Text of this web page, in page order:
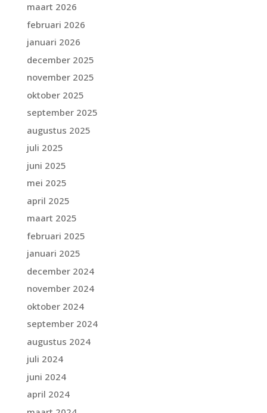
maart 2026
februari 2026
januari 2026
december 2025
november 2025
oktober 2025
september 2025
augustus 2025
juli 2025
juni 2025
mei 2025
april 2025
maart 2025
februari 2025
januari 2025
december 2024
november 2024
oktober 2024
september 2024
augustus 2024
juli 2024
juni 2024
april 2024